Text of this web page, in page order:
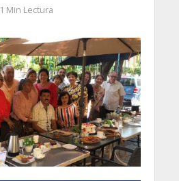
1 Min Lectura